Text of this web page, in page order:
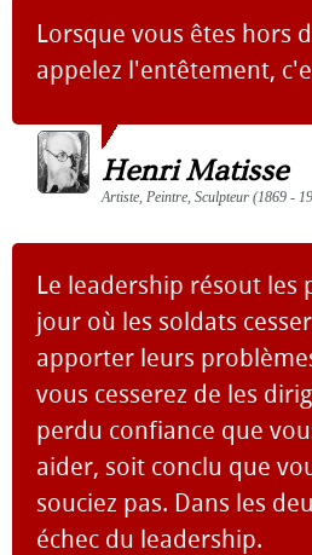
Lorsque vous êtes hors
appelez l'entêtement,
Henri Matisse
Artiste, Peintre, Sculpteur (1869 -
Le leadership résout les
jour où les soldats
apporter leurs
vous cesserez de les
perdu confiance que
aider, soit conclu que
souciez pas. Dans les
échec du leadership.